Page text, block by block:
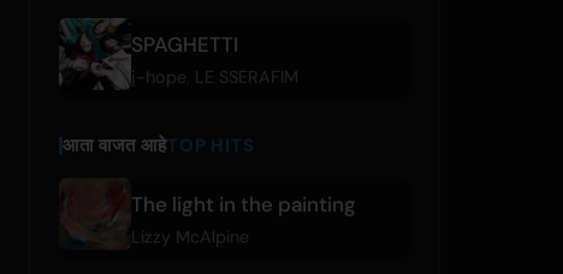
SPAGHETTI
j-hope LE SSERAFIM
आता वाजत आहेTOP HITS
The light in the painting
Lizzy McAlpine